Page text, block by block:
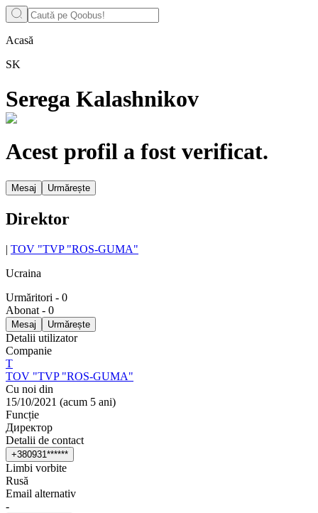
Acasă
SK
Serega Kalashnikov
Acest profil a fost verificat.
Mesaj Urmărește
Direktor
| TOV "TVP "ROS-GUMA"
Ucraina
Urmăritori - 0
Abonat - 0
Mesaj Urmărește
Detalii utilizator
Companie
Т
TOV "TVP "ROS-GUMA"
Cu noi din
15/10/2021 (acum 5 ani)
Funcție
Директор
Detalii de contact
+380931******
Limbi vorbite
Rusă
Email alternativ
-